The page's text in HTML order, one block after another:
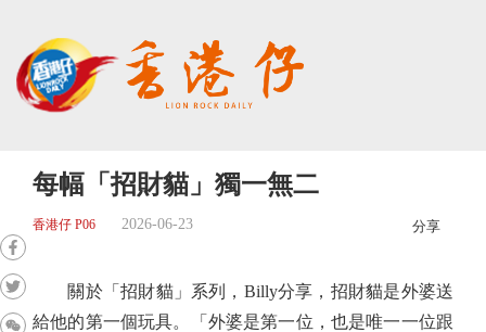
每幅「招財貓」獨一無二
香港仔 P06 2026-06-23 分享
關於「招財貓」系列，Billy分享，招財貓是外婆送
給他的第一個玩具。「外婆是第一位，也是唯一一位跟